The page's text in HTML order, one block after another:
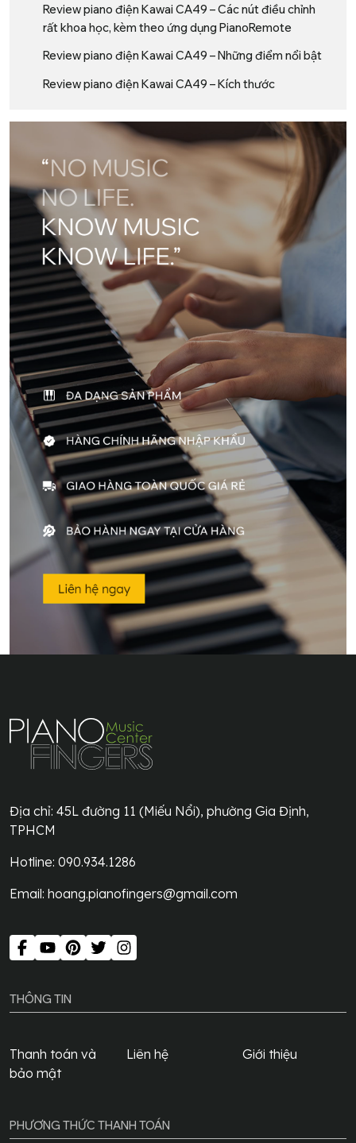
Review piano điện Kawai CA49 – Các nút điều chỉnh
rất khoa học, kèm theo ứng dụng PianoRemote
Review piano điện Kawai CA49 – Những điểm nổi bật
Review piano điện Kawai CA49 – Kích thước
Địa chỉ: 45L đường 11 (Miếu Nổi), phường Gia Định,
TPHCM
Hotline: 090.934.1286
Email: hoang.pianofingers@gmail.com
THÔNG TIN
Thanh toán và
bảo mật
Liên hệ Giới thiệu
PHƯƠNG THỨC THANH TOÁN